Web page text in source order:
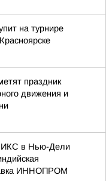
на турнире
праздник
движения и
в Нью-Дели
ИННОПРОМ